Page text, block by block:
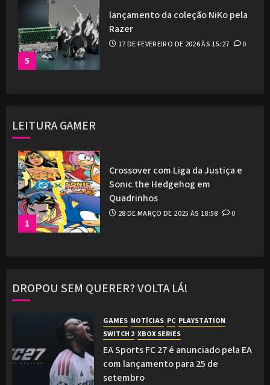
5
lançamento da coleção NiKo pela
Razer
17 DE FEVEREIRO DE 2026 ÀS 15:27 0
LEITURA GAMER
1
Crossover com Liga da Justiça e
Sonic the Hedgehog em
Quadrinhos
28 DE MARÇO DE 2025 ÀS 18:58 0
DROPOU SEM QUERER? VOLTA LÁ!
GAMES NOTÍCIAS PC PLAYSTATION
SWITCH 2 XBOX SERIES
EA Sports FC 27 é anunciado pela EA
com lançamento para 25 de
setembro